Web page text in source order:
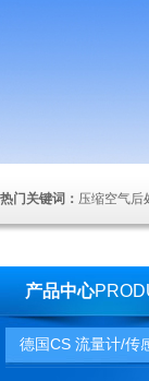
热门关键词： 压缩空气后
产品中心
德国CS 流量计/传